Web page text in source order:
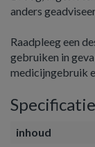
anders
Raadpleeg een
gebruiken in
medicijngebruik
inhoud